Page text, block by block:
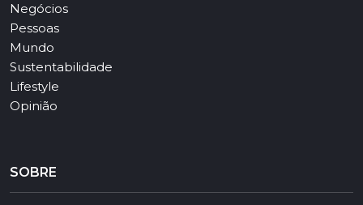
Negócios
Pessoas
Mundo
Sustentabilidade
Lifestyle
Opinião
SOBRE